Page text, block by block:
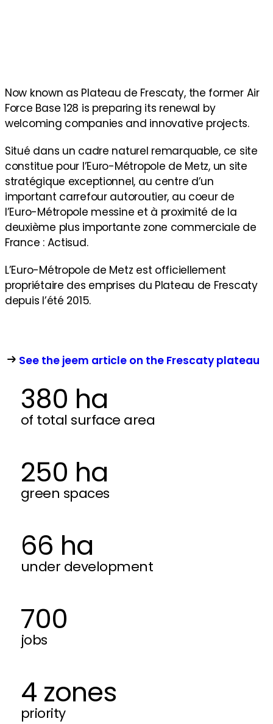
Now known as Plateau de Frescaty, the former Air
Force Base 128 is preparing its renewal by
welcoming companies and innovative projects.
Situé dans un cadre naturel remarquable, ce site
constitue pour l’Euro-Métropole de Metz, un site
stratégique exceptionnel, au centre d’un
important carrefour autoroutier, au coeur de
l’Euro-Métropole messine et à proximité de la
deuxième plus importante zone commerciale de
France : Actisud.
L’Euro-Métropole de Metz est officiellement
propriétaire des emprises du Plateau de Frescaty
depuis l’été 2015.
See the jeem article on the Frescaty plateau
380 ha
of total surface area
250 ha
green spaces
66 ha
under development
700
jobs
4 zones
priority